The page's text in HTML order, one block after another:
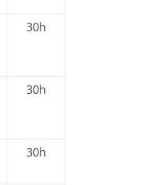
30h
30h
30h